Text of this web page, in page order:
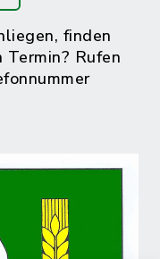
finden
Rufen